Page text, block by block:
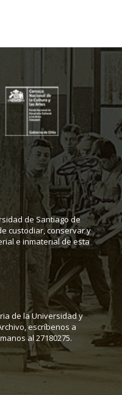
de Santiago de
custodiar, conservar y
e inmaterial de esta
de la Universidad y
escríbenos a
al 27180275.